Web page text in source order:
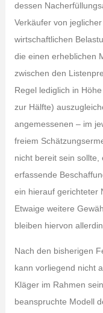
dessen
Verkäufer von
wirtschaftlichen
die einen erheblichen
zwischen den
Regel lediglich in
zur Hälfte)
angemessenen – im
freiem
nicht bereit sein
erfassende
ein hierauf gerichteter
Etwaige weitere
bleiben hiervon
Nach den bisherigen
kann vorliegend nicht
Kläger im Rahmen
beanspruchte Modell